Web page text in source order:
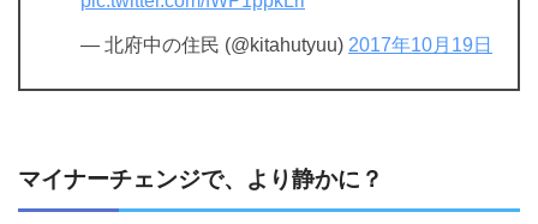
— 北府中の住民 (@kitahutyuu) 2017年10月19日
マイナーチェンジで、より静かに？